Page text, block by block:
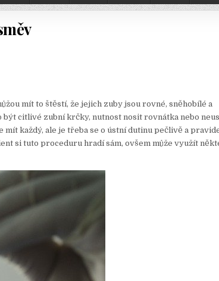
mít to štěstí, že jejich zuby jsou rovné, sněhobílé a
citlivé zubní krčky, nutnost nosit rovnátka nebo
každý, ale je třeba se o ústní dutinu pečlivě a
si tuto proceduru hradí sám, ovšem může využít